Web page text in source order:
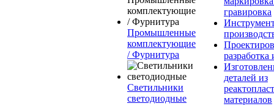
Промышленные
комплектующие
/ Фурнитура
Светильники
светодиодные
гравировка
разработка
деталей из
материалов